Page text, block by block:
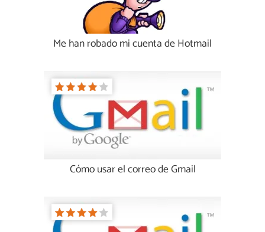
Me han robado mi cuenta de Hotmail
Cómo usar el correo de Gmail